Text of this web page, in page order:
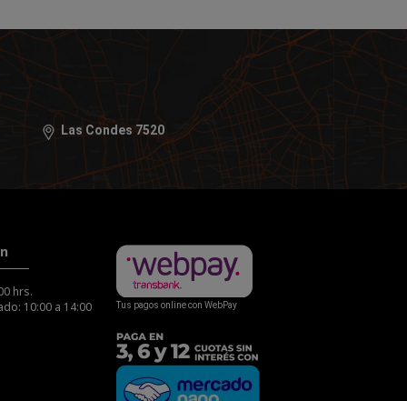
Las Condes 7520
hrs.
10:00 a 14:00
Tus pagos online con WebPay